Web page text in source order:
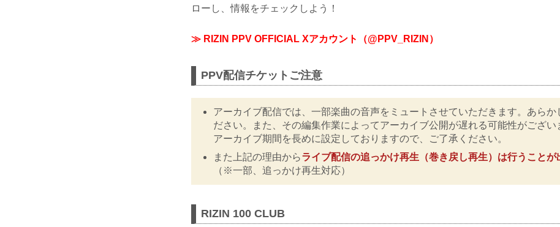
ローし、情報をチェックしよう！
≫ RIZIN PPV OFFICIAL Xアカウント（@PPV_RIZIN）
PPV配信チケットご注意
アーカイブ配信では、一部楽曲の音声をミュートさせていただきます。あらか
ださい。また、その編集作業によってアーカイブ公開が遅れる可能性がござい
アーカイブ期間を長めに設定しておりますので、ご了承ください。
また上記の理由からライブ配信の追っかけ再生（巻き戻し再生）は行うことが
（※一部、追っかけ再生対応）
RIZIN 100 CLUB